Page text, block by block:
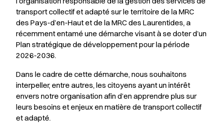
transport collectif et adapté sur le territoire de la MRC
des Pays-d’en-Haut et de la MRC des Laurentides, a
récemment entamé une démarche visant à se doter d’un
Plan stratégique de développement pour la période
2026-2036.
Dans le cadre de cette démarche, nous souhaitons
interpeller, entre autres, les citoyens ayant un intérêt
envers notre organisation afin d’en apprendre plus sur
leurs besoins et enjeux en matière de transport collectif
et adapté.